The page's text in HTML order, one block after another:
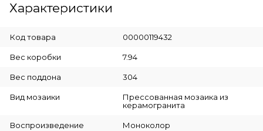
Характеристики
Код товара 00000119432
Вес коробки 7.94
Вес поддона 304
Вид мозаики
Прессованная мозаика из
керамогранита
Воспроизведение Моноколор